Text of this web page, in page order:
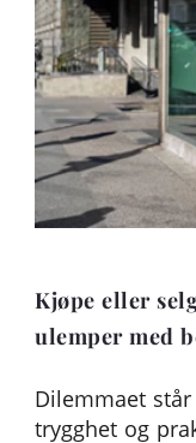
Kjøpe eller
ulemper med
Dilemmaet
trygghet og